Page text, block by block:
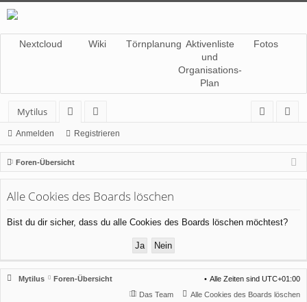
Nextcloud Wiki Törnplanung Aktivenliste
und
Organisations-
Plan
Fotos
Mytilus
or
en
itg
lie
de
m
el
n
ist
rie
n
Anmelden Registrieren
Foren-Übersicht
Alle Cookies des Boards löschen
Bist du dir sicher, dass du alle Cookies des Boards löschen möchtest?
Mytilus Foren-Übersicht Alle Zeiten sind UTC+01:00
Alle Cookies des Boards löschen
Das Team